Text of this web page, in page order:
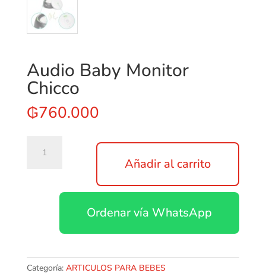
Audio Baby Monitor
Chicco
₲760.000
Baby
Añadir al carrito
Ordenar vía WhatsApp
Categoría: ARTICULOS PARA BEBES